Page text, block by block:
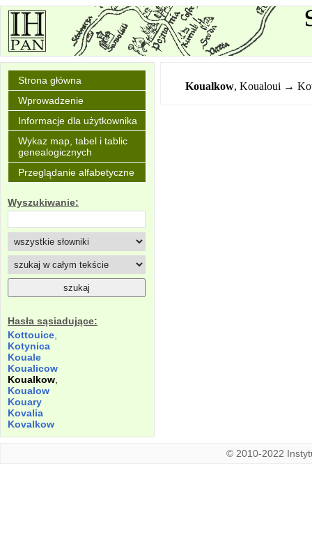
Strona główna
Wprowadzenie
Informacje dla użytkownika
Wykaz map, tabel i tablic
genealogicznych
Przeglądanie alfabetyczne
Wyszukiwanie:
Hasła sąsiadujące:
Kottouice
Kotynica
Kouale
Koualicow
Koualkow
Koualow
Kouary
Kovalia
Kovalkow
Koualkow, Koualoui →
© 2010-2022